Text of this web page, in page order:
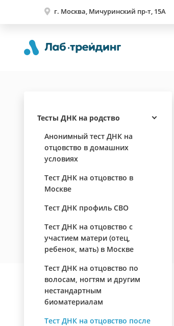
г. Москва, Мичуринский пр-т, 15А
Тесты ДНК на родство
Анонимный тест ДНК на
отцовство в домашних
условиях
Тест ДНК на отцовство в
Москве
Тест ДНК профиль СВО
Тест ДНК на отцовство с
участием матери (отец,
ребенок, мать) в Москве
Тест ДНК на отцовство по
волосам, ногтям и другим
нестандартным
биоматериалам
Тест ДНК на отцовство после